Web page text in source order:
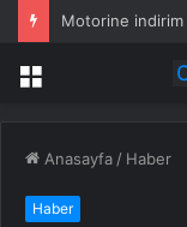
Menü
Anasayfa / Haber
Haber